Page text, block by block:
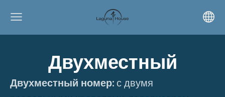
Двухместный
Двухместный номер: с двумя